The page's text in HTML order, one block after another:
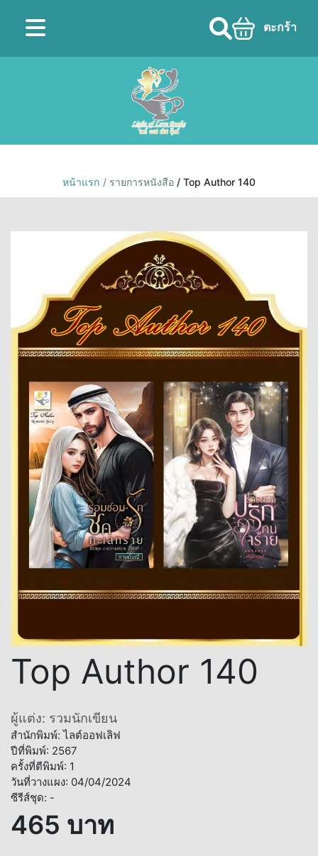
ตะกร้า
หน้าแรก / รายการหนังสือ / Top Author 140
Top Author 140
ผู้แต่ง: รวมนักเขียน
สำนักพิมพ์: ไลต์ออฟเลิฟ
ปีที่พิมพ์: 2567
ครั้งที่ตีพิมพ์: 1
วันที่วางแผง: 04/04/2024
ซีรีส์ชุด: -
465 บาท